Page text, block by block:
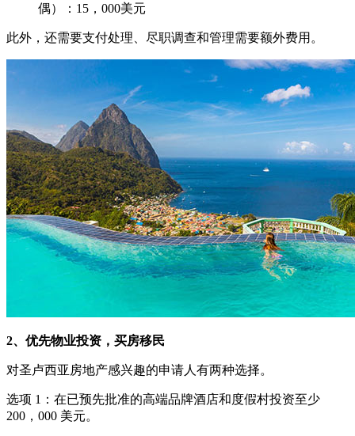
偶）：15，000美元
此外，还需要支付处理、尽职调查和管理需要额外费用。
2、优先物业投资，买房移民
对圣卢西亚房地产感兴趣的申请人有两种选择。
选项 1：在已预先批准的高端品牌酒店和度假村投资至少
200，000 美元。